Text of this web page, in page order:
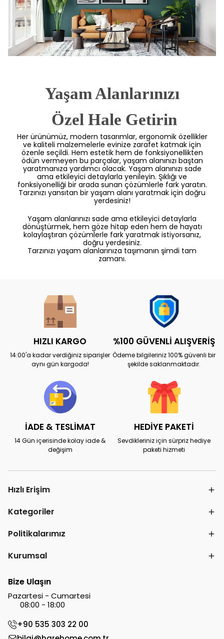
Yaşam Alanlarınızı
Özel Hale Getirin
Her ürünümüz, modern tasarımlar, ergonomik özellikler
ve kaliteli malzemelerle evinize zarafet katmak için
özenle seçildi. Hem estetik hem de fonksiyonellikten
ödün vermeyen bu parçalar, yaşam alanınızı baştan
yaratmanıza yardımcı olacak. Yaşam alanınızı sade
ama etkileyici detaylarla yenileyin. Şıklığı ve
fonksiyonelliği bir arada sunan çözümlerle fark yaratın.
Tarzınızı yansıtan bir yaşam alanı yaratmak için doğru
yerdesiniz!
Yaşam alanlarınızı sade ama etkileyici detaylarla
dönüştürmek, hem göze hitap eden hem de hayatı
kolaylaştıran çözümlerle fark yaratmak istiyorsanız,
doğru yerdesiniz.
Tarzınızı yaşam alanlarınıza taşımanın şimdi tam
zamanı.
HIZLI KARGO
14:00'a kadar verdiğiniz siparişler
aynı gün kargoda!
%100 GÜVENLİ ALIŞVERİŞ
Ödeme bilgileriniz 100% güvenli bir
şekilde saklanmaktadır.
İADE & TESLİMAT
14 Gün içerisinde kolay iade &
değişim
HEDİYE PAKETİ
Sevdikleriniz için sürpriz hediye
paketi hizmeti
Hızlı Erişim
Kategoriler
Politikalarımız
Kurumsal
Bize Ulaşın
Pazartesi - Cumartesi
08:00 - 18:00
+90 535 303 22 00